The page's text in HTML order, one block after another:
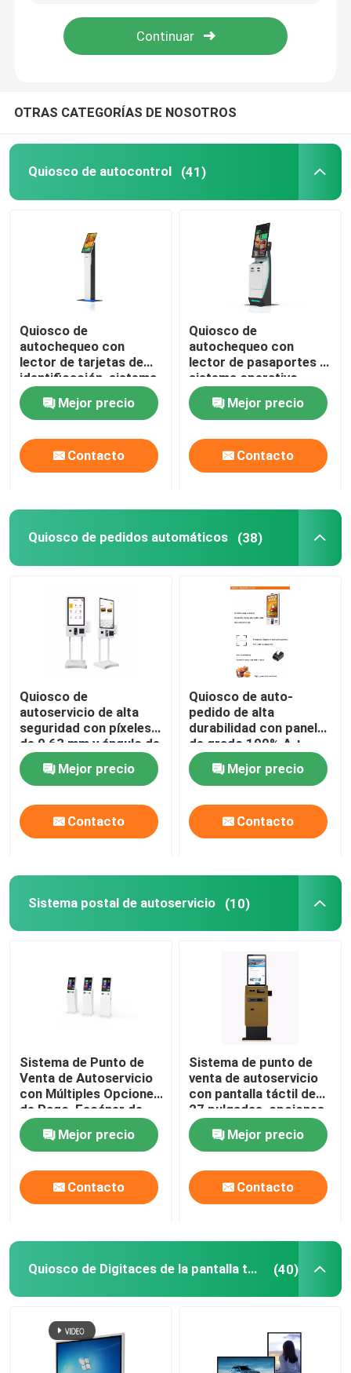
OTRAS CATEGORÍAS DE NOSOTROS
Quiosco de autocontrol (41)
Quiosco de
autochequeo con
lector de tarjetas de
identificación, sistema
operativo Windows 10
y color personalizable
para un auto servicio
eficiente
Mejor precio
Contacto
Quiosco de
autochequeo con
lector de pasaportes y
sistema operativo
Windows 10 con luces
LED personalizadas
para una mejor gestión
de visitantes
Mejor precio
Contacto
Quiosco de pedidos automáticos (38)
Quiosco de
autoservicio de alta
seguridad con píxeles
de 0,63 mm y ángulo de
visión de 178° para
transacciones seguras
Mejor precio
Contacto
Quiosco de auto-
pedido de alta
durabilidad con panel
de grado 100% A +,
ángulo de visión de 178
° y características
anti-polvo y anti-
vandalismo
Mejor precio
Contacto
Sistema postal de autoservicio (10)
Sistema de Punto de
Venta de Autoservicio
con Múltiples Opciones
de Pago, Escáner de
Código de Barras y
Pantalla Táctil con
Luces LED
Mejor precio
Contacto
Sistema de punto de
venta de autoservicio
con pantalla táctil de
27 pulgadas, opciones
de pago integradas y
color personalizable
Mejor precio
Contacto
Quiosco de Digitaces de la pantalla táctil (40)